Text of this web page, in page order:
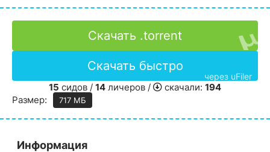
Скачать .torrent
Скачать быстро
через uFiler
15 сидов / 14 личеров / скачали: 194
Размер:
717 МБ
Информация